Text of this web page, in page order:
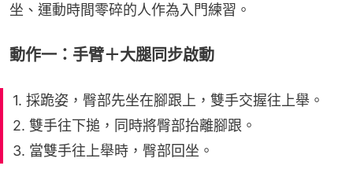
坐、運動時間零碎的人作為入門練習。
動作一：手臂＋大腿同步啟動
1. 採跪姿，臀部先坐在腳跟上，雙手交握往上舉。
2. 雙手往下搥，同時將臀部抬離腳跟。
3. 當雙手往上舉時，臀部回坐。